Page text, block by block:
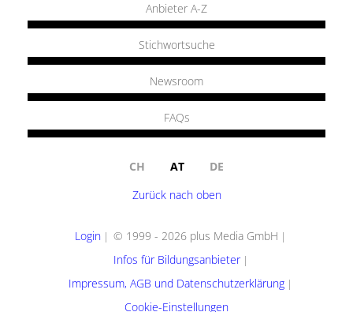
Anbieter A-Z
Stichwortsuche
Newsroom
FAQs
CH AT
DE
Zurück nach oben
Login
© 1999 - 2026 plus Media GmbH
Infos für Bildungsanbieter
Impressum, AGB und Datenschutzerklärung
Cookie-Einstellungen